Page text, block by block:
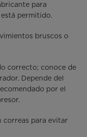
para
permitido.
bruscos o
correcto; conoce de
Depende del
por el
correas para evitar